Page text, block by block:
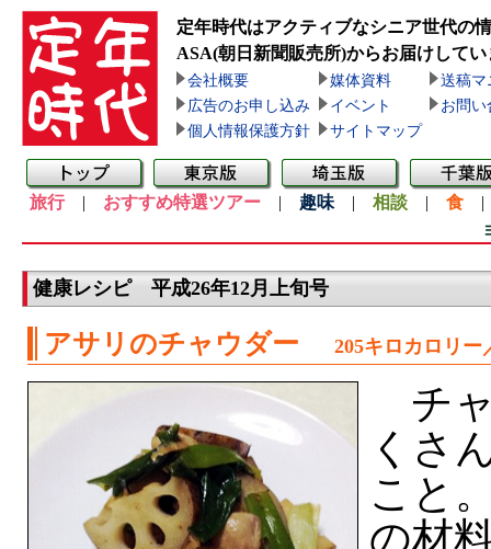
定年時代はアクティブなシニア世代の
ASA(朝日新聞販売所)からお届けしてい
会社概要 媒体資料
送稿マ
広告のお申し込み
イベント
お問い
個人情報保護方針
サイトマップ
旅行| おすすめ特選ツアー | 趣味 | 相談 | 食
健康レシピ 平成26年12月上旬号
アサリのチャウダー 205キロカロリー
チ
くさ
こと
の材